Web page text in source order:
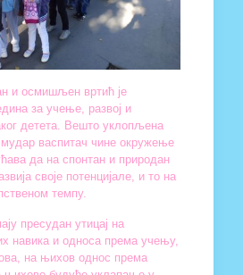
и осмишљен вртић је
за учење, развој и
детета. Вешто уклопљена
васпитач чине окружење
да на спонтан и природан
своје потенцијале, и то на
темпу.
пресудан утицај на
навика и односа према учењу,
на њихов однос према